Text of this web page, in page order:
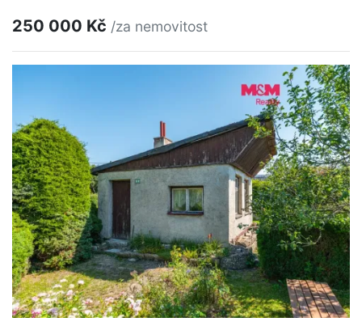
250 000 Kč /za nemovitost